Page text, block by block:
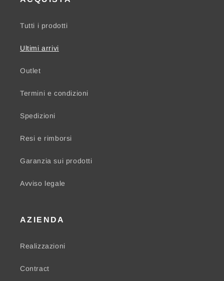
Tutti i prodotti
Ultimi arrivi
Outlet
Termini e condizioni
Spedizioni
Resi e rimborsi
Garanzia sui prodotti
Avviso legale
AZIENDA
Realizzazioni
Contract